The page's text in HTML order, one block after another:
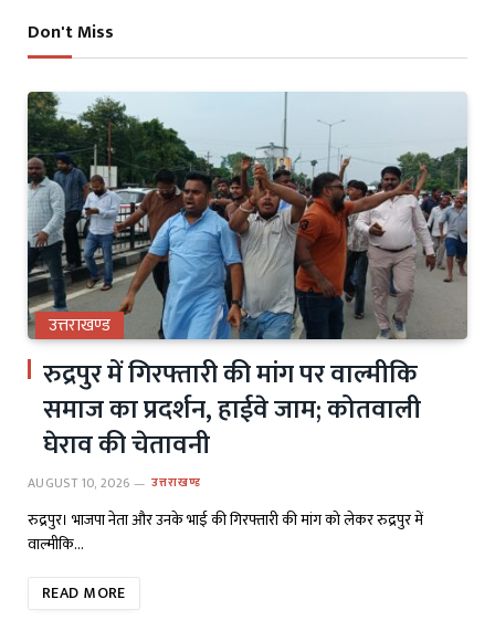
Don't Miss
उत्तराखण्ड
रुद्रपुर में गिरफ्तारी की मांग पर वाल्मीकि
समाज का प्रदर्शन, हाईवे जाम; कोतवाली
घेराव की चेतावनी
AUGUST 10, 2026 उत्तराखण्ड
रुद्रपुर। भाजपा नेता और उनके भाई की गिरफ्तारी की मांग को लेकर रुद्रपुर में
वाल्मीकि…
READ MORE